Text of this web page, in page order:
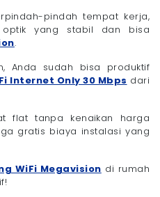
pindah tempat kerja,
optik yang stabil dan bisa
.
Anda sudah bisa produktif
Internet Only 30 Mbps dari
flat tanpa kenaikan harga
gratis biaya instalasi yang
WiFi Megavision di rumah